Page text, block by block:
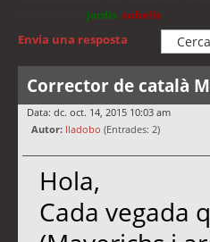
jordis cubells
Envia una resposta
Corrector de català
Data: dc. oct. 14, 2015 10:03 am
Autor: lladobo (Entrades: 2)
Hola,
Cada vegada